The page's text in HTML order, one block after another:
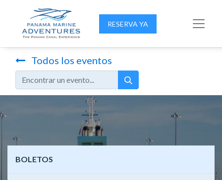
RESERVA YA
Todos los eventos
BOLETOS